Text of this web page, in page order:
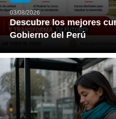
03/08/2026
Descubre los mejores
Gobierno del Perú